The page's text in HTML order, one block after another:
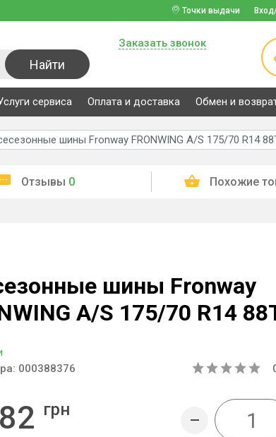
Точки выдачи
Найти
Заказать звонок
сервиса Оплата и доставка Обмен и
шины Fronway FRONWING A/S 175/70 R14
Отзывы 0 Похожие
шины Fronway
A/S 175/70 R14
000388376
грн